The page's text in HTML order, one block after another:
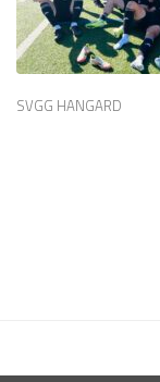
SVGG HANGARD